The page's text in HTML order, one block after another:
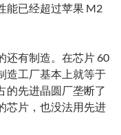
能已经超过苹果 M2
还有制造。在芯片 60
造工厂基本上就等于
的先进晶圆厂垄断了
芯片，也没法用先进